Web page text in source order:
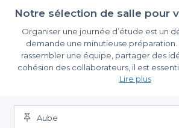
Notre sélection de salle pour
Organiser une journée d’étude est un
demande une minutieuse
rassembler une équipe, partager des
cohésion des collaborateurs, il est
adapté. Dans l’Aube, à proximité des
salles à louer pour rendre votre
Une réservation simplifiée
En utilisant Privateaser,
Lire plus
Aube